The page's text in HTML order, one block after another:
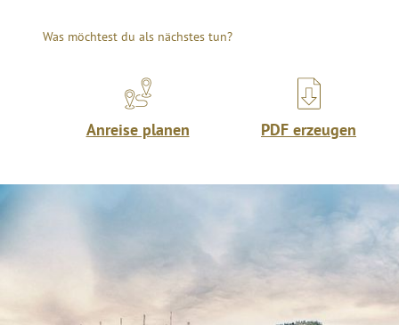
Was möchtest du als nächstes tun?
Anreise planen PDF erzeugen